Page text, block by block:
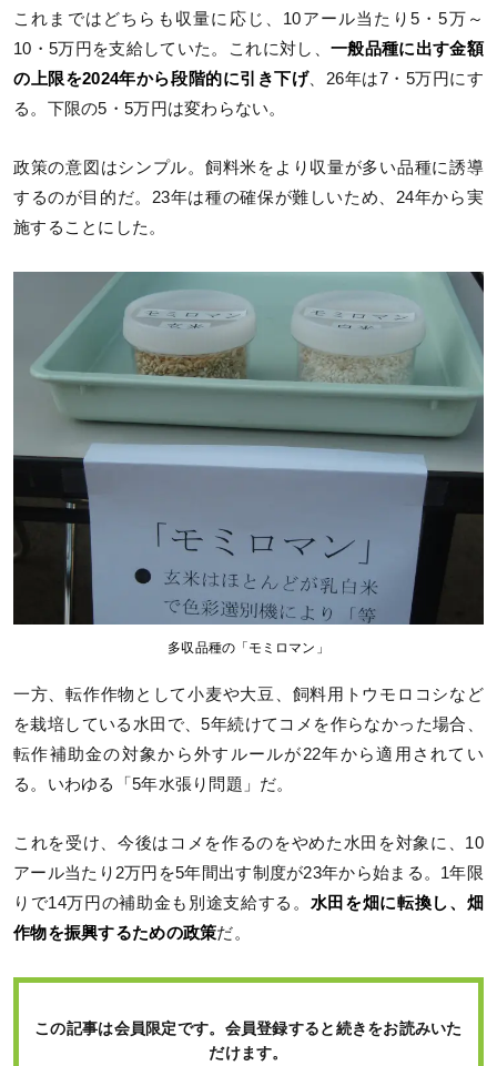
これまではどちらも収量に応じ、10アール当たり5・5万～
10・5万円を支給していた。これに対し、 一般品種に出す金額
の上限を2024年から段階的に引き下げ、26年は7・5万円にす
る。下限の5・5万円は変わらない。
政策の意図はシンプル。飼料米をより収量が多い品種に誘導
するのが目的だ。23年は種の確保が難しいため、24年から実
施することにした。
多収品種の「モミロマン」
一方、転作作物として小麦や大豆、飼料用トウモロコシなど
を栽培している水田で、5年続けてコメを作らなかった場合、
転作補助金の対象から外すルールが22年から適用されてい
る。いわゆる「5年水張り問題」だ。
これを受け、今後はコメを作るのをやめた水田を対象に、10
アール当たり2万円を5年間出す制度が23年から始まる。1年限
りで14万円の補助金も別途支給する。 水田を畑に転換し、畑
作物を振興するための政策だ。
この記事は会員限定です。会員登録すると続きをお読みいた
だけます。